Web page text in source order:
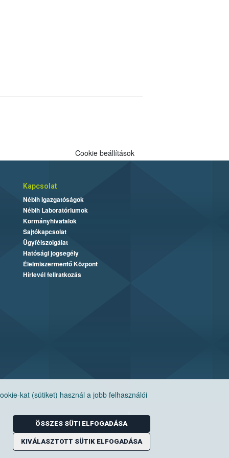
kat (sütiket) használ a jobb felhasználói
ÖSSZES SÜTI ELFOGADÁSA
KIVÁLASZTOTT SÜTIK ELFOGADÁSA
Cookie beállítások
Kapcsolat
Nébih Igazgatóságok
Nébih Laboratóriumok
Kormányhivatalok
Sajtókapcsolat
Ügyfélszolgálat
Hatósági jogsegély
Élelmiszermentő Központ
Hírlevél feliratkozás